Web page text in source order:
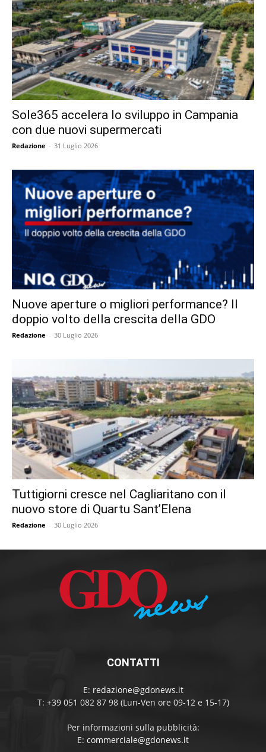
Sole365 accelera lo sviluppo in Campania
con due nuovi supermercati
Redazione - 31 Luglio 2026
Nuove aperture o migliori performance? Il
doppio volto della crescita della GDO
Redazione - 30 Luglio 2026
Tuttigiorni cresce nel Cagliaritano con il
nuovo store di Quartu Sant’Elena
Redazione - 30 Luglio 2026
CONTATTI
E: redazione@gdonews.it
T: +39 051 082 87 98 (Lun-Ven ore 09-12 e 15-17)
Per informazioni sulla pubblicità:
E: commerciale@gdonews.it